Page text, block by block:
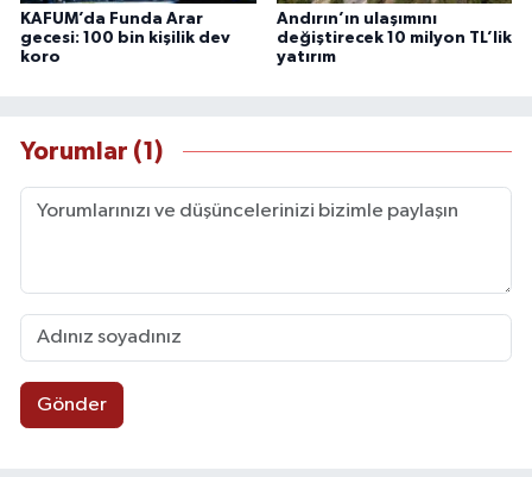
KAFUM’da Funda Arar
gecesi: 100 bin kişilik dev
koro
Andırın’ın ulaşımını
değiştirecek 10 milyon TL’lik
yatırım
Yorumlar (1)
Gönder